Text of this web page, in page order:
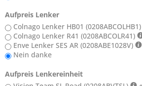
Aufpreis Lenker
Colnago Lenker HB01 (0208ABCOLHB1)
Colnago Lenker R41 (0208ABCOLR41)
Enve Lenker SES AR (0208ABE1028V)
Nein danke
Aufpreis Lenkereinheit